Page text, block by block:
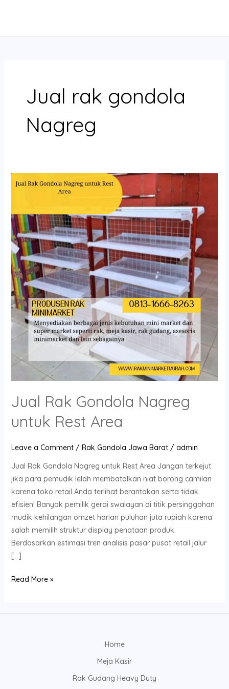
Jual rak gondola
Nagreg
Jual Rak Gondola Nagreg
untuk Rest Area
Leave a Comment / Rak Gondola Jawa Barat/ admin
Jual Rak Gondola Nagreg untuk Rest Area Jangan terkejut
jika para pemudik lelah membatalkan niat borong camilan
karena toko retail Anda terlihat berantakan serta tidak
efisien! Banyak pemilik gerai swalayan di titik persinggahan
mudik kehilangan omzet harian puluhan juta rupiah karena
salah memilih struktur display penataan produk.
Berdasarkan estimasi tren analisis pasar pusat retail jalur
[…]
Jual
Nagreg
untuk
Rest
Area
Read More »
Home
Meja Kasir
Rak Gudang Heavy Duty